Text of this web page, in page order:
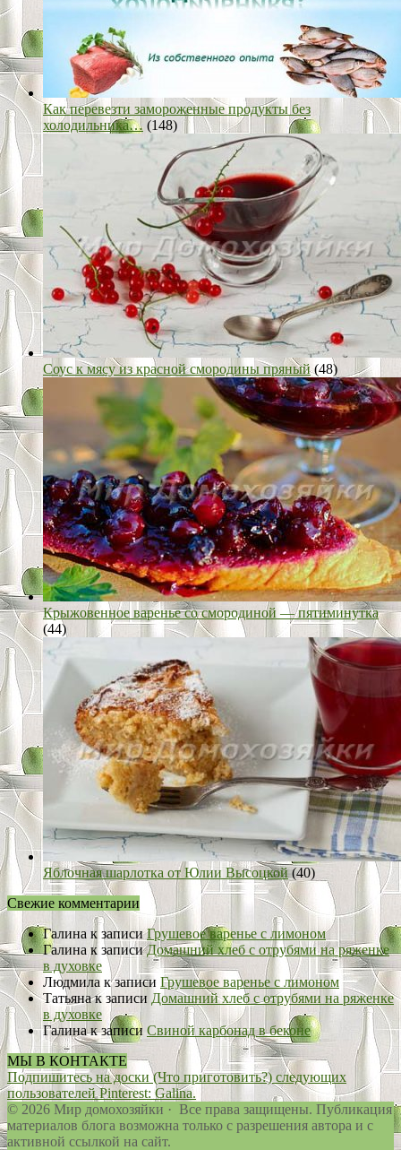
Как перевезти замороженные продукты без
холодильника… (148)
Соус к мясу из красной смородины пряный (48)
Крыжовенное варенье со смородиной — пятиминутка
(44)
Яблочная шарлотка от Юлии Высоцкой (40)
Свежие комментарии
Галина к записиГрушевое варенье с лимоном
Галина к записиДомашний хлеб с отрубями на ряженке
в духовке
Людмила к записи Грушевое варенье с лимоном
Татьянак записи Домашний хлеб с отрубями на ряженке
в духовке
Галинак записи Свиной карбонад в беконе
МЫ В КОНТАКТЕ
Подпишитесь на доски (Что приготовить?) следующих
пользователей Pinterest: Galina.
© 2026 Мир домохозяйки · Все права защищены. Публикация
материалов блога возможна только с разрешения автора и с
активной ссылкой на сайт.